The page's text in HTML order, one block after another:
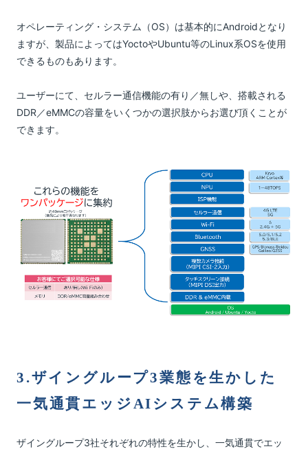
オペレーティング・システム（OS）は基本的にAndroidとなり
ますが、製品によってはYoctoやUbuntu等のLinux系OSを使用
できるものもあります。
ユーザーにて、セルラー通信機能の有り／無しや、搭載される
DDR／eMMCの容量をいくつかの選択肢からお選び頂くことが
できます。
3.ザイングループ3業態を生かした
一気通貫エッジAIシステム構築
ザイングループ3社それぞれの特性を生かし、一気通貫でエッ